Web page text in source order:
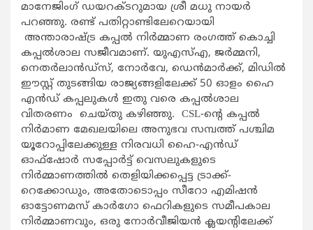
മാനേജിംഗ് ഡയറക്ടറുമായ ശ്രീ മധു നായർ
പറഞ്ഞു. രണ്ട് പതിറ്റാണ്ടിലേറെയായി
അന്താരാഷ്ട്ര കപ്പൽ നിർമ്മാണ രംഗത്ത് കൊച്ചി
കപ്പൽശാല സജീവമാണ്. യുഎസ്എ, ജർമ്മനി,
നെതർലാൻഡ്‌സ്, നോർവേ, ഡെൻമാർക്ക്, മിഡിൽ
ഈസ്റ്റ് തുടങ്ങിയ രാജ്യങ്ങളിലേക്ക് 50 ഓളം ഹൈ
എൻഡ് കപ്പലുകൾ ഇതു വരെ കപ്പൽശാല
വിതരണം ചെയ്തു കഴിഞ്ഞു. CSL-ൻ്റെ കപ്പൽ
നിർമാണ മേഖലയിലെ അനുഭവ സമ്പത്ത് പശ്ചിമ
യൂറോപ്പിലേക്കുള്ള നിരവധി ഹൈ-എൻഡ്
ഓഫ്‌ഷോർ സപ്പോർട്ട് വെസലുകളുടെ
നിർമ്മാണത്തിൽ തെളിയിക്കപ്പെട്ട ട്രാക്ക്-
റെക്കോഡും, അതോടൊപ്പം സീറോ എമിഷൻ
ഓട്ടോണമസ് കാർഗോ ഫെറികളുടെ സമീപകാല
നിർമ്മാണവും, ഒരു നോർവീജിയൻ ക്ലയൻ്റിലേക്ക്